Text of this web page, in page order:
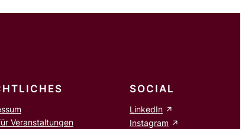
Veranstaltungen
SOCIAL
LinkedIn
Instagram